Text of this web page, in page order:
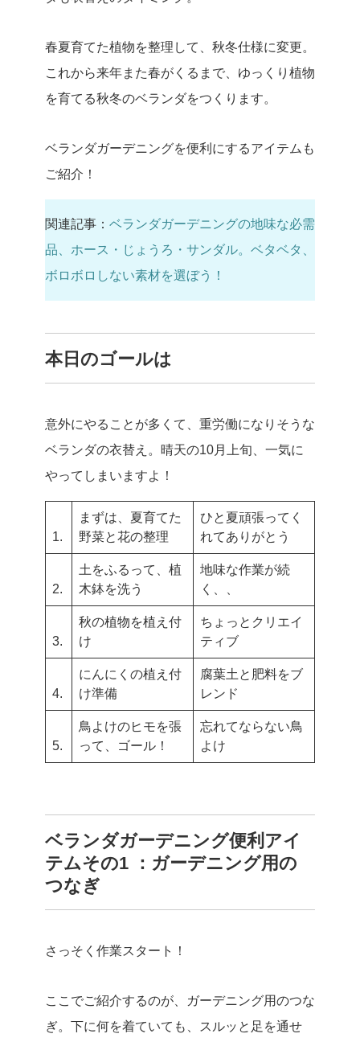
春夏育てた植物を整理して、秋冬仕様に変更。
これから来年また春がくるまで、ゆっくり植物
を育てる秋冬のベランダをつくります。
ベランダガーデニングを便利にするアイテムも
ご紹介！
関連記事： ベランダガーデニングの地味な必需
品、ホース・じょうろ・サンダル。ベタベタ、
ボロボロしない素材を選ぼう！
本日のゴールは
意外にやることが多くて、重労働になりそうな
ベランダの衣替え。晴天の10月上旬、一気に
やってしまいますよ！
1.
まずは、夏育てた
野菜と花の整理
ひと夏頑張ってく
れてありがとう
2.
土をふるって、植
木鉢を洗う
地味な作業が続
く、、
3.
秋の植物を植え付
け
ちょっとクリエイ
ティブ
4.
にんにくの植え付
け準備
腐葉土と肥料をブ
レンド
5.
鳥よけのヒモを張
って、ゴール！
忘れてならない鳥
よけ
ベランダガーデニング便利アイ
テムその1 ：ガーデニング用の
つなぎ
さっそく作業スタート！
ここでご紹介するのが、ガーデニング用のつな
ぎ。下に何を着ていても、スルッと足を通せ